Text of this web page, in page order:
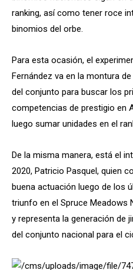
ranking, así como tener roce
binomios del orbe.
Para esta ocasión, el
Fernández va en la montura
del conjunto para buscar los
competencias de prestigio en
luego sumar unidades en el
De la misma manera, está el
2020, Patricio Pasquel, quien
buena actuación luego de los
triunfo en el Spruce Meadows
y representa la generación de
del conjunto nacional para el